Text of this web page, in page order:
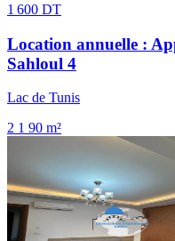
1 600 DT
Location annuelle :
Sahloul 4
Lac de Tunis
2 1 90 m²